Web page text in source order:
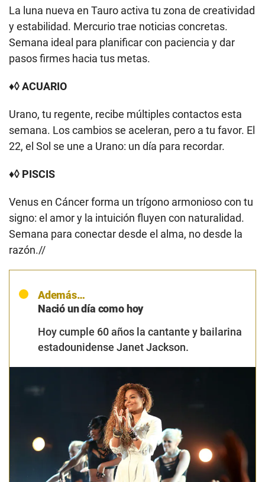
La luna nueva en Tauro activa tu zona de creatividad
y estabilidad. Mercurio trae noticias concretas.
Semana ideal para planificar con paciencia y dar
pasos firmes hacia tus metas.
♦◊ ACUARIO
Urano, tu regente, recibe múltiples contactos esta
semana. Los cambios se aceleran, pero a tu favor. El
22, el Sol se une a Urano: un día para recordar.
♦◊ PISCIS
Venus en Cáncer forma un trígono armonioso con tu
signo: el amor y la intuición fluyen con naturalidad.
Semana para conectar desde el alma, no desde la
razón.//
Además…
Nació un día como hoy
Hoy cumple 60 años la cantante y bailarina
estadounidense Janet Jackson.